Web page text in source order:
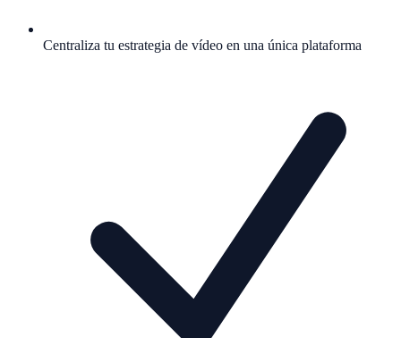
Centraliza tu estrategia de vídeo en una única plataforma